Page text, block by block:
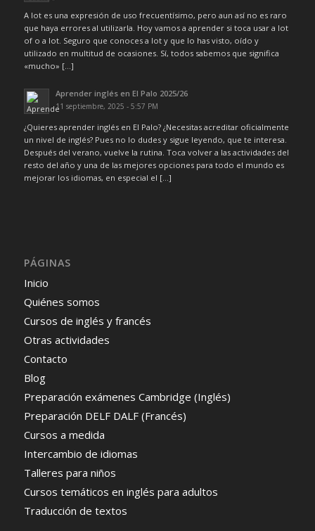
A lot es una expresión de uso frecuentísimo, pero aun así no es raro
que haya errores al utilizarla. Hoy vamos a aprender si toca usar a lot
of o a lot. Seguro que conoces a lot y que lo has visto, oído y
utilizado en multitud de ocasiones. Sí, todos sabemos que significa
«mucho» […]
Aprender inglés en El Palo 2025/26
11 septiembre, 2025 - 5:57 PM
¿Quieres aprender inglés en El Palo? ¿Necesitas acreditar oficialmente
un nivel de inglés? Pues no lo dudes y sigue leyendo, que te interesa.
Después del verano, vuelve la rutina. Toca volver a las actividades del
resto del año y una de las mejores opciones para todo el mundo es
mejorar los idiomas, en especial el […]
PÁGINAS
Inicio
Quiénes somos
Cursos de inglés y francés
Otras actividades
Contacto
Blog
Preparación exámenes Cambridge (Inglés)
Preparación DELF DALF (Francés)
Cursos a medida
Intercambio de idiomas
Talleres para niños
Cursos temáticos en inglés para adultos
Traducción de textos